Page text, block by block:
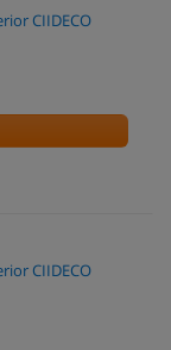
CIIDECO
CIIDECO